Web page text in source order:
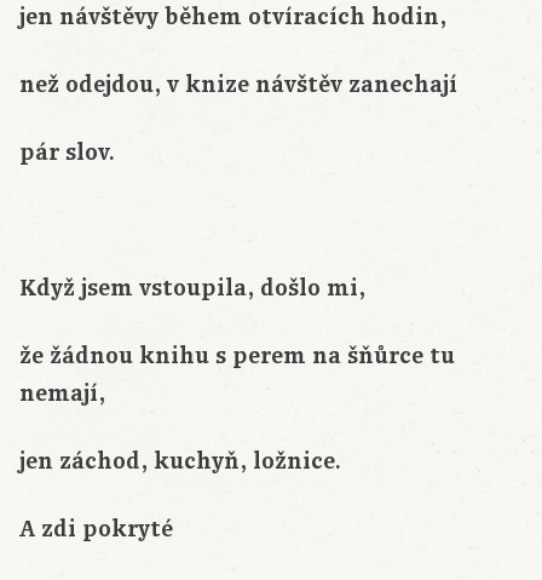
jen návštěvy během otvíracích hodin,
než odejdou, v knize návštěv zanechají
pár slov.
Když jsem vstoupila, došlo mi,
že žádnou knihu s perem na šňůrce tu
nemají,
jen záchod, kuchyň, ložnice.
A zdi pokryté